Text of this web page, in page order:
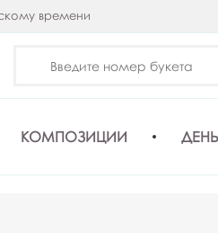
времени
КОМПОЗИЦИИ